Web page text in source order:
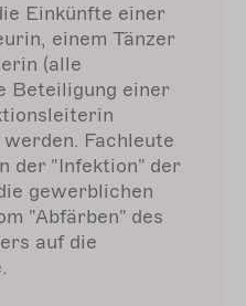
Einkünfte einer
einem Tänzer
(alle
Beteiligung einer
Fachleute
der "Infektion" der
gewerblichen
"Abfärben" des
auf die